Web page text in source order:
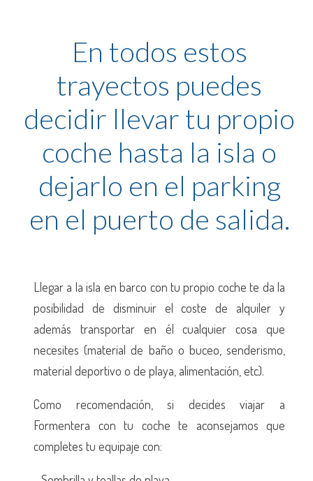
En todos estos
trayectos puedes
decidir llevar tu propio
coche hasta la isla o
dejarlo en el parking
en el puerto de salida.
Llegar a la isla en barco con tu propio coche te da la
posibilidad de disminuir el coste de alquiler y
además transportar en él cualquier cosa que
necesites (material de baño o buceo, senderismo,
material deportivo o de playa, alimentación, etc).
Como recomendación, si decides viajar a
Formentera con tu coche te aconsejamos que
completes tu equipaje con: